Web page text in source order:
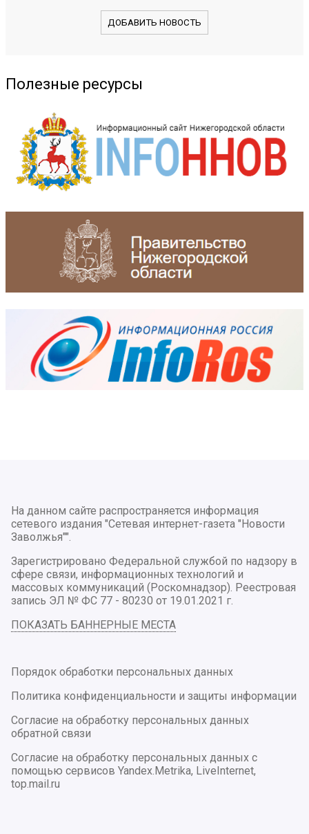
ДОБАВИТЬ НОВОСТЬ
Полезные ресурсы
На данном сайте распространяется информация
сетевого издания "Сетевая интернет-газета "Новости
Заволжья"".
Зарегистрировано Федеральной службой по надзору в
сфере связи, информационных технологий и
массовых коммуникаций (Роскомнадзор). Реестровая
запись ЭЛ № ФС 77 - 80230 от 19.01.2021 г.
ПОКАЗАТЬ БАННЕРНЫЕ МЕСТА
Порядок обработки персональных данных
Политика конфиденциальности и защиты информации
Согласие на обработку персональных данных
обратной связи
Согласие на обработку персональных данных с
помощью сервисов Yandex.Metrika, LiveInternet,
top.mail.ru